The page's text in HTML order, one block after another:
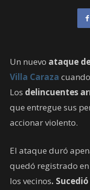
Un nuevo ataque
Villa Caraza
Los delincuentes
que entregue sus
accionar violento.
El ataque duró
quedó registrado
los vecinos.